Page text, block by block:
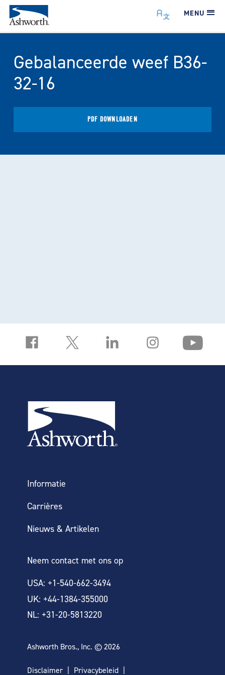
MENU
Gebalanceerde weef B36-
32-16
PDF DOWNLOADEN
Informatie
Carrières
Nieuws & Artikelen
Neem contact met ons op
USA: +1-540-662-3494
UK: +44-1384-355000
NL: +31-20-5813220
Ashworth Bros., Inc. © 2026
Disclaimer Privacybeleid